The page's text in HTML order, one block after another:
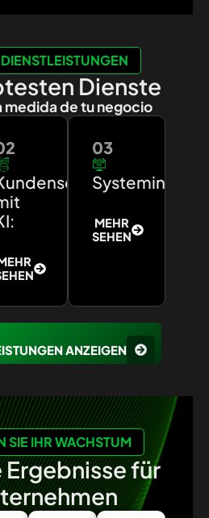
Dienste
medida de tu negocio
03
MEHR
SEHEN
ANZEIGEN
SIE IHR WACHSTUM
für